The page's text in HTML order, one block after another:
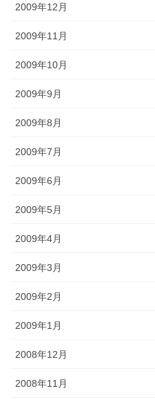
2009年12月
2009年11月
2009年10月
2009年9月
2009年8月
2009年7月
2009年6月
2009年5月
2009年4月
2009年3月
2009年2月
2009年1月
2008年12月
2008年11月